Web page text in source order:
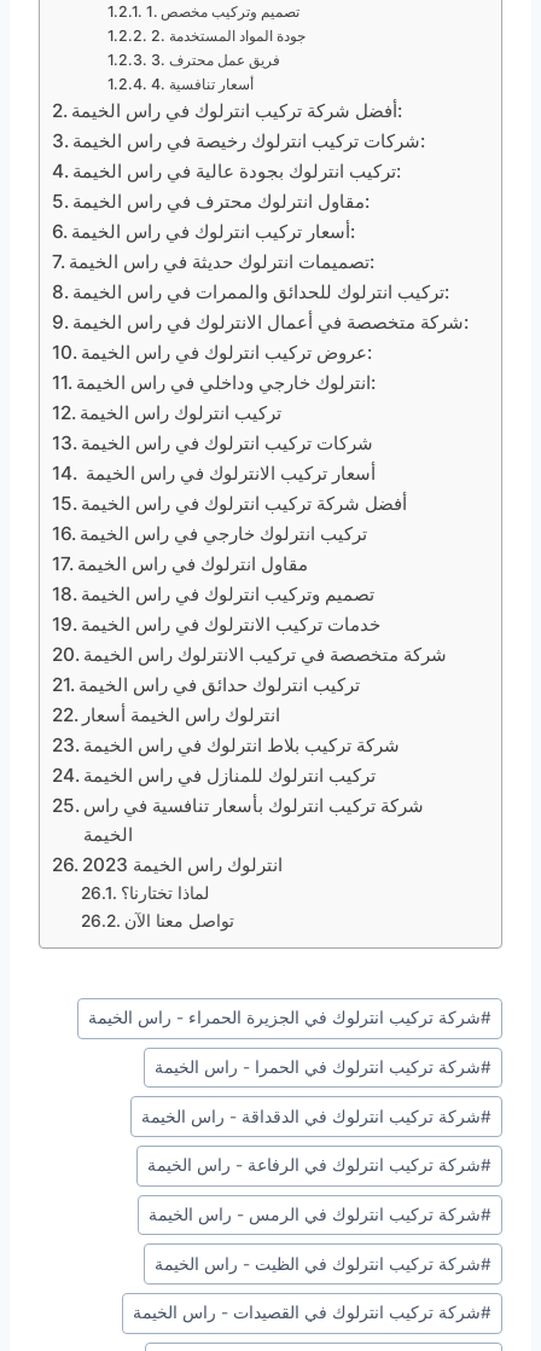
1. تصميم وتركيب مخصص
2. جودة المواد المستخدمة
3. فريق عمل محترف
4. أسعار تنافسية
أفضل شركة تركيب انترلوك في راس الخيمة:
شركات تركيب انترلوك رخيصة في راس الخيمة:
تركيب انترلوك بجودة عالية في راس الخيمة:
مقاول انترلوك محترف في راس الخيمة:
أسعار تركيب انترلوك في راس الخيمة:
تصميمات انترلوك حديثة في راس الخيمة:
تركيب انترلوك للحدائق والممرات في راس الخيمة:
شركة متخصصة في أعمال الانترلوك في راس الخيمة:
عروض تركيب انترلوك في راس الخيمة:
انترلوك خارجي وداخلي في راس الخيمة:
تركيب انترلوك راس الخيمة
شركات تركيب انترلوك في راس الخيمة
أسعار تركيب الانترلوك في راس الخيمة
أفضل شركة تركيب انترلوك في راس الخيمة
تركيب انترلوك خارجي في راس الخيمة
مقاول انترلوك في راس الخيمة
تصميم وتركيب انترلوك في راس الخيمة
خدمات تركيب الانترلوك في راس الخيمة
شركة متخصصة في تركيب الانترلوك راس الخيمة
تركيب انترلوك حدائق في راس الخيمة
انترلوك راس الخيمة أسعار
شركة تركيب بلاط انترلوك في راس الخيمة
تركيب انترلوك للمنازل في راس الخيمة
شركة تركيب انترلوك بأسعار تنافسية في راس
الخيمة
انترلوك راس الخيمة 2023
لماذا تختارنا؟
تواصل معنا الآن
وسوم
المقال:
#شركة تركيب انترلوك في الجزيرة الحمراء - راس الخيمة
#شركة تركيب انترلوك في الحمرا - راس الخيمة
#شركة تركيب انترلوك في الدقداقة - راس الخيمة
#شركة تركيب انترلوك في الرفاعة - راس الخيمة
#شركة تركيب انترلوك في الرمس - راس الخيمة
#شركة تركيب انترلوك في الظيت - راس الخيمة
#شركة تركيب انترلوك في القصيدات - راس الخيمة